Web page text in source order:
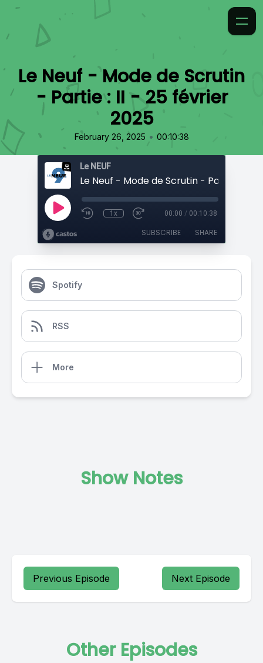
Le Neuf - Mode de Scrutin
- Partie : II - 25 février
2025
February 26, 2025 • 00:10:38
Le NEUF
1x 00:00 / 00:10:38
SUBSCRIBE SHARE
Spotify
RSS
More
Show Notes
Previous Episode Next Episode
Other Episodes